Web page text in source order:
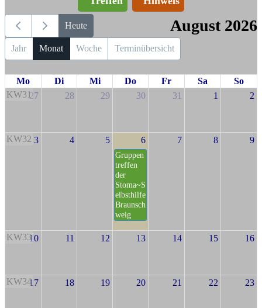
Heute August 2026
Jahr Monat Woche Terminübersicht
Mo Di Mi Do Fr Sa
So
KW3127 28 29 30 31 1 2
KW32 3 4 5 6
Gruppen
treffen
der
Stoma~S
elbsthilfe
Braunsch
weig
7 8 9
KW3310 11 12 13 14 15 16
KW3417 18 19 20 21 22 23